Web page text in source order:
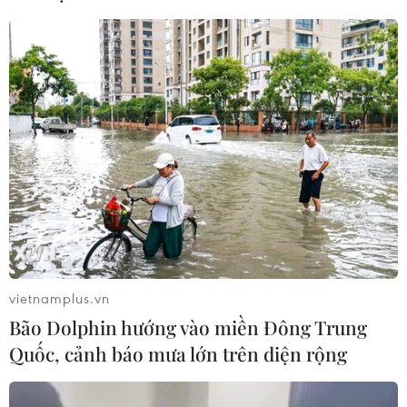
cao triển vọng hợp tác cơ giới hóa
nông nghiệp với Việt Nam
06/08/2026 04:14
Thống đốc Fed khuyến nghị tăng lãi
suất nếu lạm phát không sớm hạ
nhiệt
06/08/2026 03:46
Sản lượng vàng của Trung Quốc
giảm trong nửa đầu năm 2026
06/08/2026 03:41
Kim ngạch xuất khẩu vượt mốc 100
vietnamplus.vn
Bão Dolphin hướng vào miền Đông Trung
Quốc, cảnh báo mưa lớn trên diện rộng